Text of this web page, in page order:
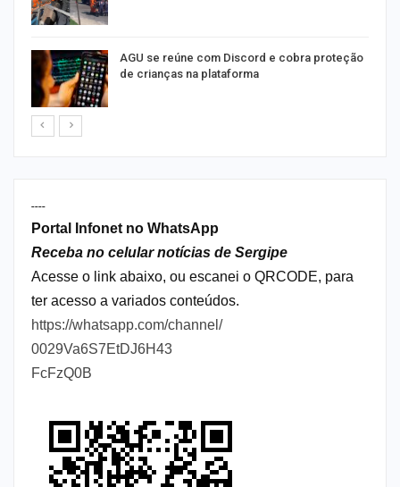
AGU se reúne com Discord e cobra proteção
de crianças na plataforma
----
Portal Infonet no WhatsApp
Receba no celular notícias de Sergipe
Acesse o link abaixo, ou escanei o QRCODE, para
ter acesso a variados conteúdos.
https://whatsapp.com/channel/
0029Va6S7EtDJ6H43
FcFzQ0B